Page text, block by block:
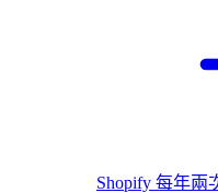
Shopify 每年兩